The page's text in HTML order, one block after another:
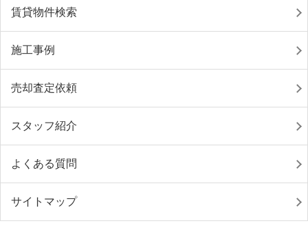
賃貸物件検索
施工事例
売却査定依頼
スタッフ紹介
よくある質問
サイトマップ